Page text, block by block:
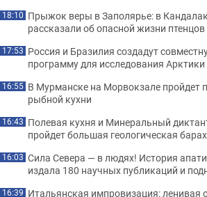
18:10 Прыжок веры в Заполярье: в
рассказали об опасной жизни
17:53 Россия и Бразилия создадут
программу для исследования Арктики
16:55 В Мурманске на Морвокзале пройдет
рыбной кухни
16:43 Полевая кухня и Минеральный
пройдет большая геологическая
16:03 Сила Севера — в людях! История
издала 180 научных публикаций и
16:39 Итальянская импровизация: ленивая